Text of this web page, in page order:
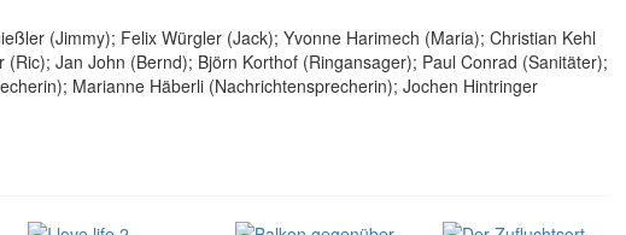
(Jimmy); Felix Würgler (Jack); Yvonne Harimech (Maria); Christian Kehl
Jan John (Bernd); Björn Korthof (Ringansager); Paul Conrad (Sanitäter);
Marianne Häberli (Nachrichtensprecherin); Jochen Hintringer